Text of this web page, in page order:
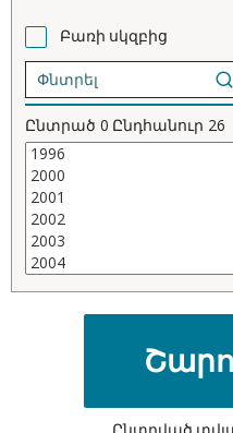
Բառի սկզբից
Ընտրած 0 Ընդհանուր 26